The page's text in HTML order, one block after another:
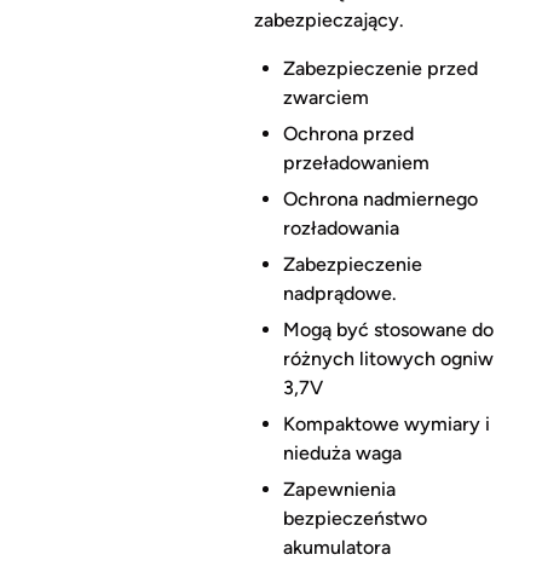
zabezpieczający.
Zabezpieczenie przed
zwarciem
Ochrona przed
przeładowaniem
Ochrona nadmiernego
rozładowania
Zabezpieczenie
nadprądowe.
Mogą być stosowane do
różnych litowych ogniw
3,7V
Kompaktowe wymiary i
nieduża waga
Zapewnienia
bezpieczeństwo
akumulatora